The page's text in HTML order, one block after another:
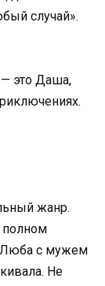
случай».
это Даша,
жанр.
полном
Люба с мужем
Не